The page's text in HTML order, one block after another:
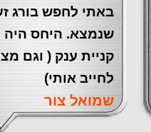
באתי לחפש בורג
שנמצא. היחס היה
קניית ענק ( וגם
לחייב אותי)
שמואל צור